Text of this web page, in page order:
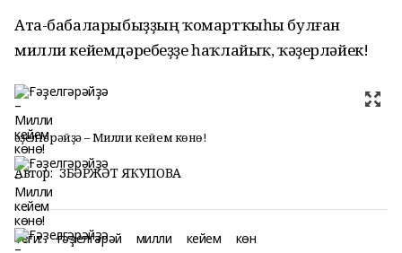
Ата-бабаларыбыҙҙың ҡомартҡыһы булған
милли кейемдәребеҙҙе һаҡлайыҡ, ҡәҙерләйек!
Ғәҙелгәрәйҙә – Милли кейем көнө!
Автор: ЗӨБӘРЖӘТ ЯҠУПОВА
Теги: ғәҙелгәрәй милли кейем көн